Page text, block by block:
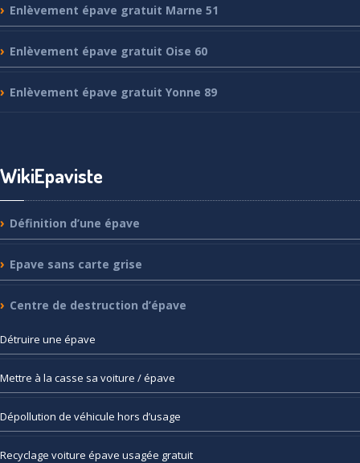
Enlèvement épave gratuit Marne 51
Enlèvement épave gratuit Oise 60
Enlèvement épave gratuit Yonne 89
WikiEpaviste
Définition d’une épave
Epave sans carte grise
Centre de destruction d’épave
Détruire une épave
Mettre à la casse sa voiture / épave
Dépollution de véhicule hors d’usage
Recyclage voiture épave usagée gratuit